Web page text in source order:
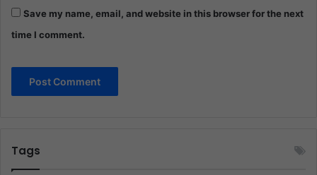
Save my name, email, and website in this browser for the next
time I comment.
Tags